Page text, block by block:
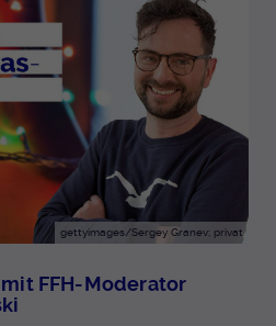
gettyimages/Sergey Granev; privat
FFH-Moderator